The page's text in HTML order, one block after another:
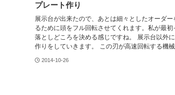
プレート作り
展示台が出来たので、あとは細々としたオーダ
るために頭をフル回転させてくれます。私が最
落としどころを決める感じですね。 展示台以外
作りをしていきます。 この刃が高速回転する機
2014-10-26